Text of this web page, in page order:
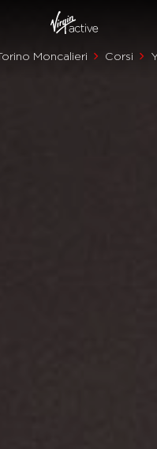
Moncalieri Corsi